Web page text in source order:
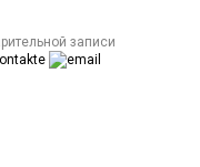
записи